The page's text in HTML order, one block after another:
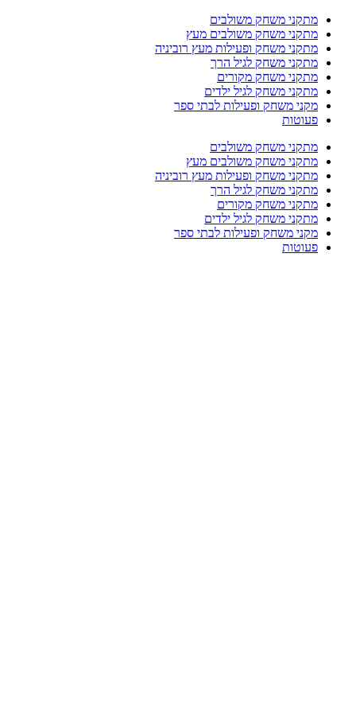
מתקני משחק משולבים
מתקני משחק משולבים מעץ
מתקני משחק ופעילות מעץ רוביניה
מתקני משחק לגיל הרך
מתקני משחק מקורים
מתקני משחק לגיל ילדים
מקני משחק ופעילות לבתי ספר
פעוטות
מתקני משחק משולבים
מתקני משחק משולבים מעץ
מתקני משחק ופעילות מעץ רוביניה
מתקני משחק לגיל הרך
מתקני משחק מקורים
מתקני משחק לגיל ילדים
מקני משחק ופעילות לבתי ספר
פעוטות